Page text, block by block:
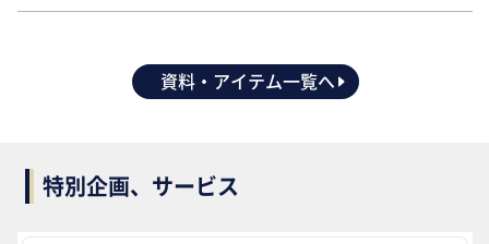
資料・アイテム一覧へ
特別企画、サービス